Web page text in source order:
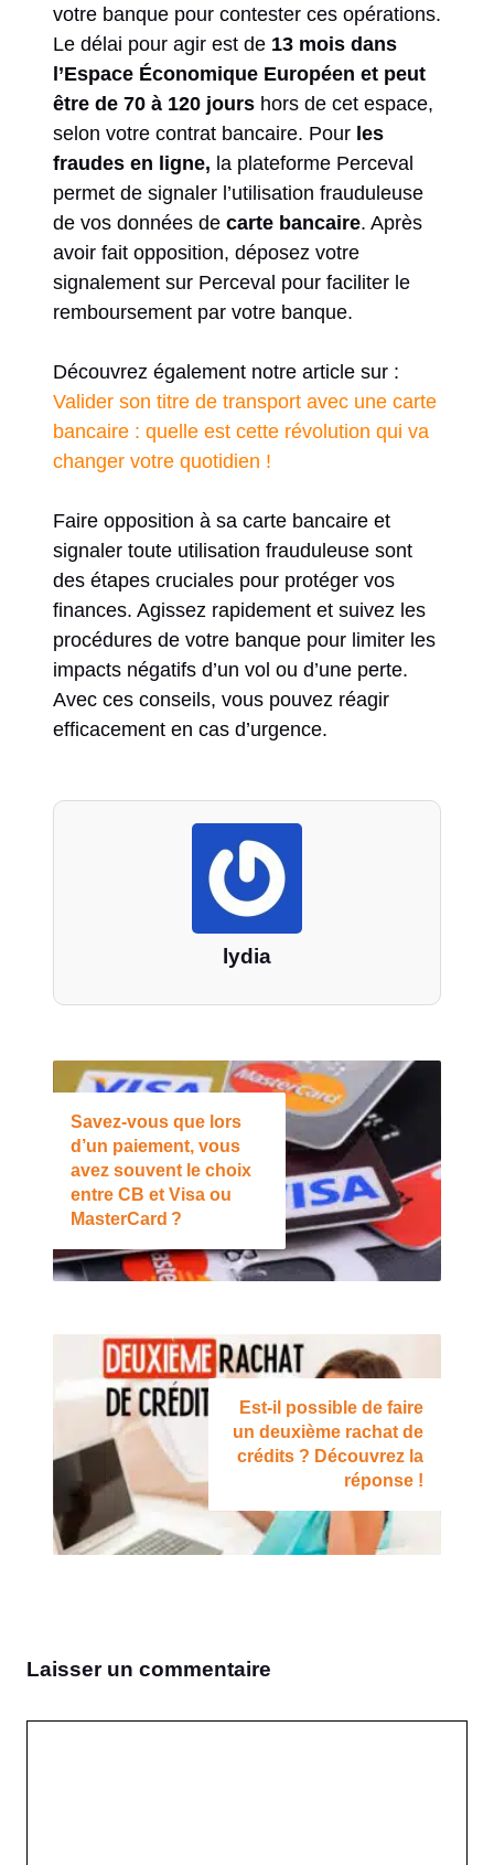
votre banque pour contester ces opérations.
Le délai pour agir est de 13 mois dans
l’Espace Économique Européen et peut
être de 70 à 120 jours hors de cet espace,
selon votre contrat bancaire. Pour les
fraudes en ligne, la plateforme Perceval
permet de signaler l’utilisation frauduleuse
de vos données de carte bancaire. Après
avoir fait opposition, déposez votre
signalement sur Perceval pour faciliter le
remboursement par votre banque.
Découvrez également notre article sur :
Valider son titre de transport avec une carte
bancaire : quelle est cette révolution qui va
changer votre quotidien !
Faire opposition à sa carte bancaire et
signaler toute utilisation frauduleuse sont
des étapes cruciales pour protéger vos
finances. Agissez rapidement et suivez les
procédures de votre banque pour limiter les
impacts négatifs d’un vol ou d’une perte.
Avec ces conseils, vous pouvez réagir
efficacement en cas d’urgence.
lydia
Savez-vous que lors
d’un paiement, vous
avez souvent le choix
entre CB et Visa ou
MasterCard ?
Est-il possible de faire
un deuxième rachat de
crédits ? Découvrez la
réponse !
Laisser un commentaire